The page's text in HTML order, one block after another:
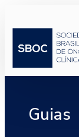
Guias